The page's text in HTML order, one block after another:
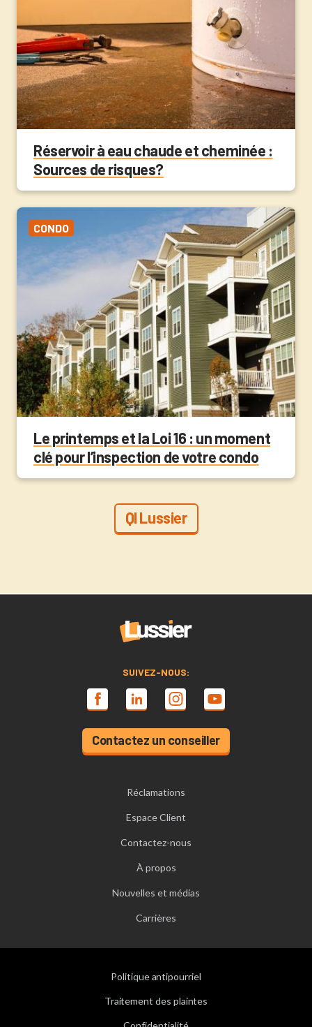
Réservoir à eau chaude et cheminée :
Sources de risques?
CONDO
Le printemps et la Loi 16 : un moment
clé pour l’inspection de votre condo
QI Lussier
SUIVEZ-NOUS:
Contactez un conseiller
Réclamations
Espace Client
Contactez-nous
À propos
Nouvelles et médias
Carrières
Politique antipourriel
Traitement des plaintes